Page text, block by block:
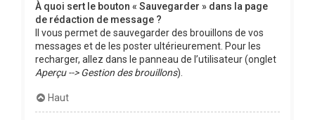
À quoi sert le bouton « Sauvegarder » dans la page
de rédaction de message ?
Il vous permet de sauvegarder des brouillons de vos
messages et de les poster ultérieurement. Pour les
recharger, allez dans le panneau de l’utilisateur (onglet
Aperçu --> Gestion des brouillons).
Haut